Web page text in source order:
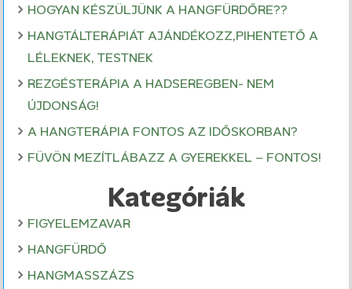
HOGYAN KÉSZÜLJÜNK A HANGFÜRDŐRE??
HANGTÁLTERÁPIÁT AJÁNDÉKOZZ,PIHENTETŐ A
LÉLEKNEK, TESTNEK
REZGÉSTERÁPIA A HADSEREGBEN- NEM
ÚJDONSÁG!
A HANGTERÁPIA FONTOS AZ IDŐSKORBAN?
FÜVÖN MEZÍTLÁBAZZ A GYEREKKEL – FONTOS!
Kategóriák
FIGYELEMZAVAR
HANGFÜRDŐ
HANGMASSZÁZS